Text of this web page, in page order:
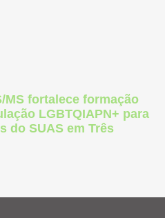
MS fortalece formação
LGBTQIAPN+ para
do SUAS em Três